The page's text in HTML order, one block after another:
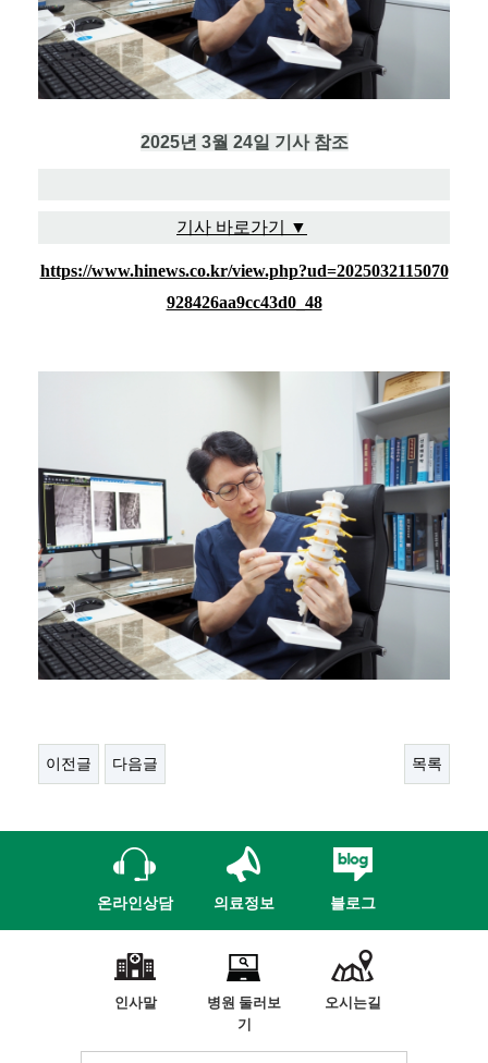
2025년 3월 24일 기사 참조
기사 바로가기 ▼
https://www.hinews.co.kr/view.php?ud=2025032115070
928426aa9cc43d0_48
이전글 다음글 목록
온라인상담 의료정보 블로그
인사말
병원 둘러보
기
오시는길